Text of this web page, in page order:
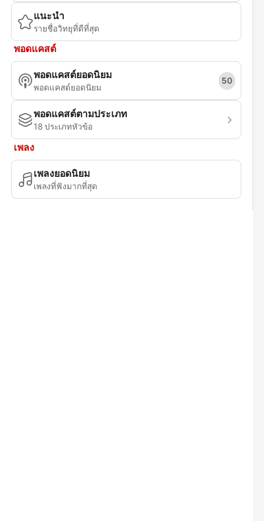
แนะนำ
รายชื่อวิทยุที่ดีที่สุด
พอดแคสต์
พอดแคสต์ยอดนิยม
พอดแคสต์ยอดนิยม
50
พอดแคสต์ตามประเภท
18 ประเภทหัวข้อ
เพลง
เพลงยอดนิยม
เพลงที่ฟังมากที่สุด